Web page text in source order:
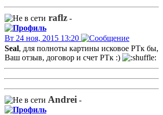
raflz -
Вт 24 ноя, 2015 13:20
Seal, для полноты картины исковое РТк бы,
Ваш отзыв, договор и счет РТк :)
Andrei -